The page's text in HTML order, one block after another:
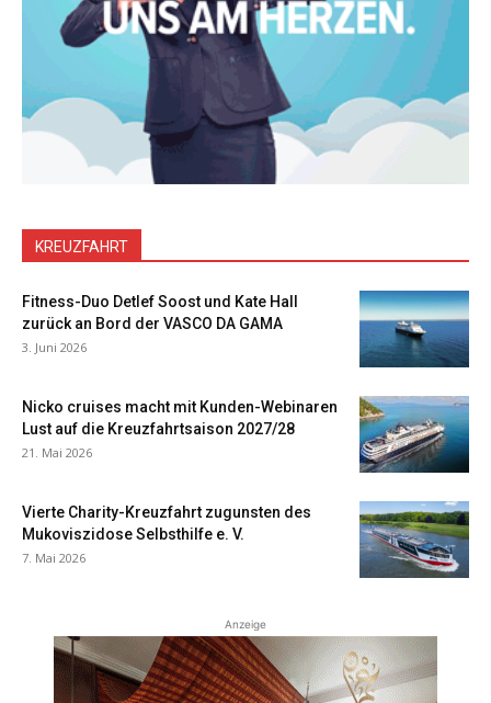
KREUZFAHRT
Fitness-Duo Detlef Soost und Kate Hall
zurück an Bord der VASCO DA GAMA
3. Juni 2026
Nicko cruises macht mit Kunden-Webinaren
Lust auf die Kreuzfahrtsaison 2027/28
21. Mai 2026
Vierte Charity-Kreuzfahrt zugunsten des
Mukoviszidose Selbsthilfe e. V.
7. Mai 2026
Anzeige